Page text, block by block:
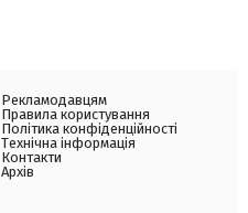
Рекламодавцям
Правила користування
Політика конфіденційності
Технічна інформація
Контакти
Архів